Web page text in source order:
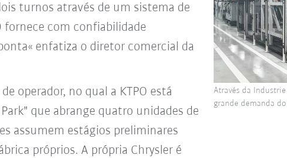
turnos através de um sistema de
fornece com confiabilidade
enfatiza o diretor comercial da
operador, no qual a KTPO está
que abrange quatro unidades de
assumem estágios preliminares
próprios. A própria Chrysler é
Através da
grande demanda